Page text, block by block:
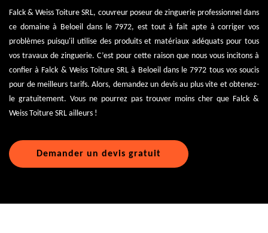
Falck & Weiss Toiture SRL, couvreur poseur de zinguerie professionnel dans
ce domaine à Beloeil dans le 7972, est tout à fait apte à corriger vos
problèmes puisqu'il utilise des produits et matériaux adéquats pour tous
vos travaux de zinguerie. C’est pour cette raison que nous vous incitons à
confier à Falck & Weiss Toiture SRL à Beloeil dans le 7972 tous vos soucis
pour de meilleurs tarifs. Alors, demandez un devis au plus vite et obtenez-
le gratuitement. Vous ne pourrez pas trouver moins cher que Falck &
Weiss Toiture SRL ailleurs !
Demander un devis gratuit